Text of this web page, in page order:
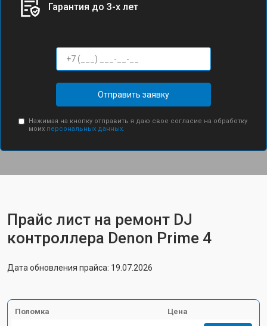
Гарантия до 3-х лет
Отправить заявку
Нажимая на кнопку отправить я даю свое согласие на обработку
моих персональных данных.
Прайс лист на ремонт DJ
контроллера Denon Prime 4
Дата обновления прайса: 19.07.2026
Поломка Цена